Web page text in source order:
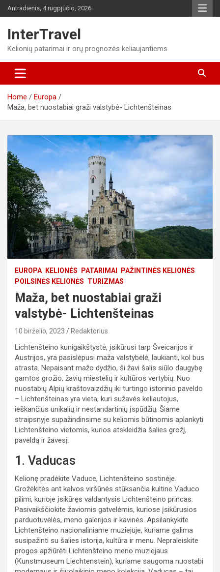
Skip
to
Antradienis, 4 rugpjūčio, 2026
InterTravel
Kelionių patarimai ir orų prognozės keliaujantiems
Home
Europa
Maža, bet nuostabiai graži valstybė- Lichtenšteinas
EUROPA KELIONĖS PATARIMAI
PAŽINTINĖS KELIONĖS
POILSINĖS KELIONĖS TURIZMAS
Maža, bet nuostabiai graži
valstybė- Lichtenšteinas
10 birželio, 2023 Redaktorius
Lichtenšteino kunigaikštystė, įsikūrusi tarp Šveicarijos ir
Austrijos, yra pasislėpusi maža valstybėlė, laukianti, kol bus
atrasta. Nepaisant mažo dydžio, ši žavi šalis siūlo daugybę
gamtos grožio, žavių miestelių ir kultūros vertybių. Nuo
nuostabių Alpių kraštovaizdžių iki turtingo istorinio paveldo
– Lichtenšteinas yra vieta, kuri sužavės keliautojus,
ieškančius unikalių ir nestandartinių įspūdžių. Šiame
straipsnyje supažindinsime su keliomis būtinomis aplankyti
Lichtenšteino vietomis, kurios atskleidžia šalies grožį,
paveldą ir žavesį.
1. Vaducas
Kelionę pradėkite Vaduce, Lichtenšteino sostinėje.
Grožėkitės ant kalvos viršūnės stūksančia kultine Vaduco
pilimi, kurioje įsikūręs valdantysis Lichtenšteino princas.
Pasivaikščiokite žaviomis gatvelėmis, kuriose įsikūrusios
parduotuvėlės, meno galerijos ir kavinės. Apsilankykite
Lichtenšteino nacionaliniame muziejuje, kuriame galima
susipažinti su šalies istorija, kultūra ir menu. Nepraleiskite
progos apžiūrėti Lichtenšteino meno muziejaus
(Kunstmuseum Liechtenstein), kuriame saugoma nuostabi